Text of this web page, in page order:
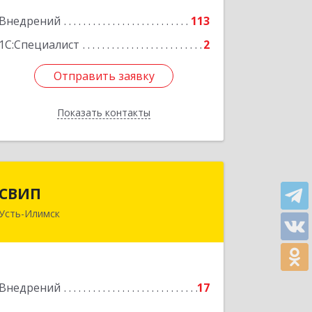
Внедрений
113
1С:Специалист
2
Отправить заявку
Показать контакты
Подробнее
Отправить заявку
Назад
СВИП
Илимск
Внедрений 17
666685, Иркутская обл, Усть-Илимск г,